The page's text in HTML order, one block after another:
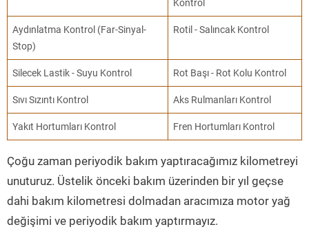
Kontrol
Aydınlatma Kontrol (Far-Sinyal-
Stop)
Rotil - Salıncak Kontrol
Silecek Lastik - Suyu Kontrol Rot Başı - Rot Kolu Kontrol
Sıvı Sızıntı Kontrol Aks Rulmanları Kontrol
Yakıt Hortumları Kontrol Fren Hortumları Kontrol
Çoğu zaman periyodik bakım yaptıracağımız kilometreyi
unuturuz. Üstelik önceki bakım üzerinden bir yıl geçse
dahi bakım kilometresi dolmadan aracımıza motor yağ
değişimi ve periyodik bakım yaptırmayız.